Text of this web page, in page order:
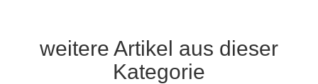
weitere Artikel aus dieser
Kategorie